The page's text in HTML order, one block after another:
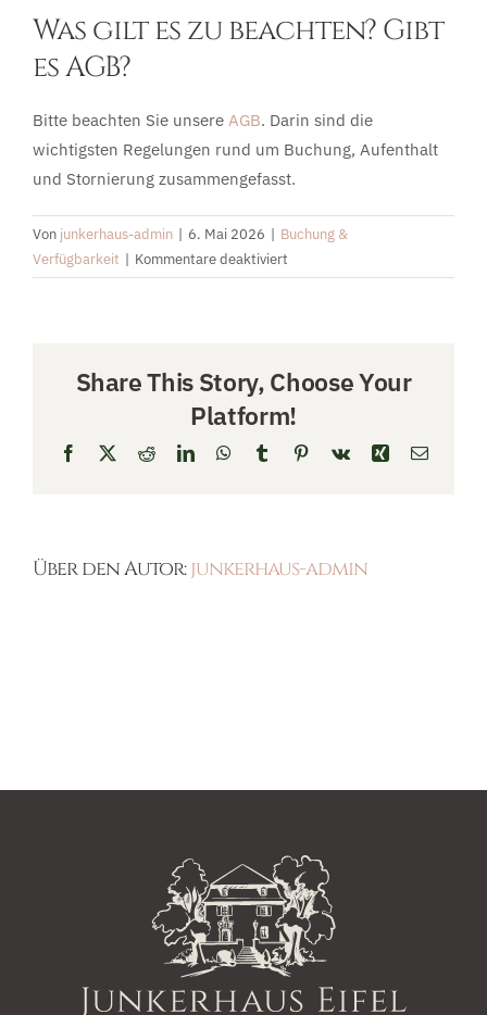
GARTEN
EIFEL
PREISE & BUCHUNG
Was gilt es zu beachten? Gibt
es AGB?
Bitte beachten Sie unsere AGB. Darin sind die
wichtigsten Regelungen rund um Buchung, Aufenthalt
und Stornierung zusammengefasst.
Von junkerhaus-admin | 6. Mai 2026 | Buchung &
Verfügbarkeit | Kommentare deaktiviert
Was
beachten?
Gibt
AGB?
Share This Story, Choose Your
Platform!
Facebook
X RedditLinkedInWhatsApp
TumblrPinterest
Vk Xing E-
Über den Autor:junkerhaus-admin